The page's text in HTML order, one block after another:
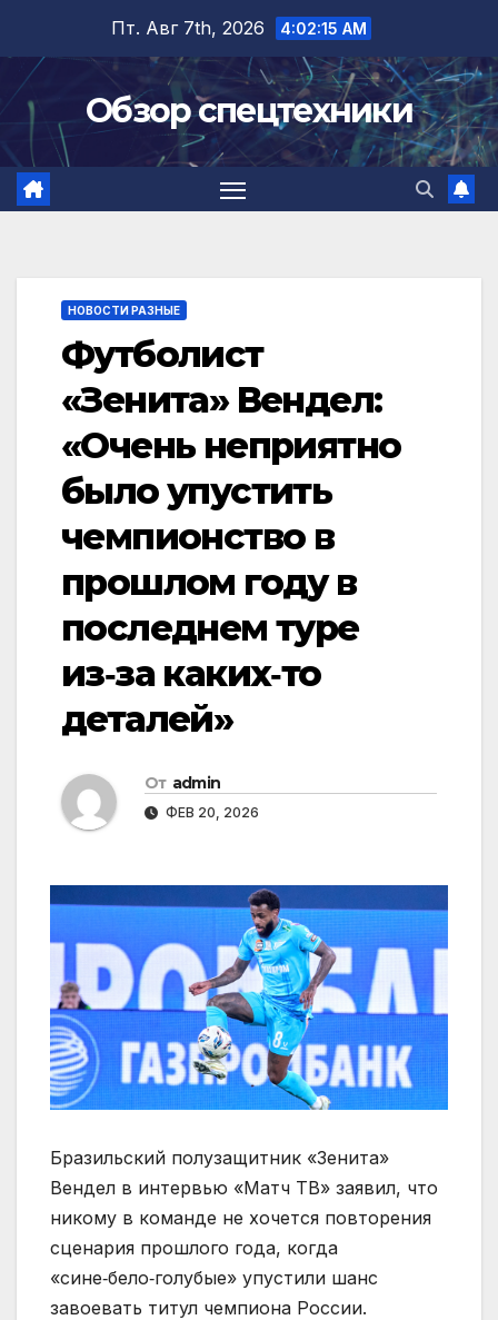
содержимому
Пт. Авг 7th, 2026 4:02:16 AM
Обзор спецтехники
НОВОСТИ РАЗНЫЕ
Футболист
«Зенита» Вендел:
«Очень неприятно
было упустить
чемпионство в
прошлом году в
последнем туре
из‑за каких‑то
деталей»
От admin
ФЕВ 20, 2026
Бразильский полузащитник «Зенита»
Вендел в интервью «Матч ТВ» заявил, что
никому в команде не хочется повторения
сценария прошлого года, когда
«сине‑бело‑голубые» упустили шанс
завоевать титул чемпиона России.